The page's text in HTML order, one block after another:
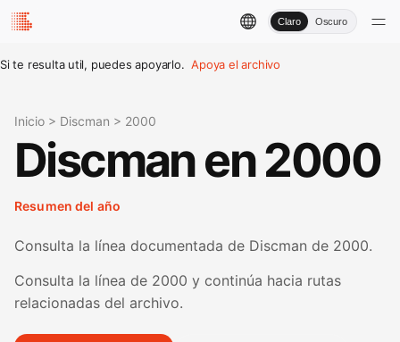
Claro Oscuro
Si te resulta util, puedes apoyarlo. Apoya el archivo
Inicio > Discman > 2000
Discman en 2000
Resumen del año
Consulta la línea documentada de Discman de 2000.
Consulta la línea de 2000 y continúa hacia rutas
relacionadas del archivo.